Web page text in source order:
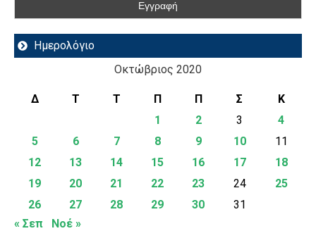
Ημερολόγιο
Οκτώβριος 2020
Δ Τ Τ Π Π Σ
Κ
1
2 3
4
5
6 7 8 9 10
11
12
13 14 15 16 17
18
19
20 21 22 23 24
25
26
27 28 29 30
31
« Σεπ
Νοέ »